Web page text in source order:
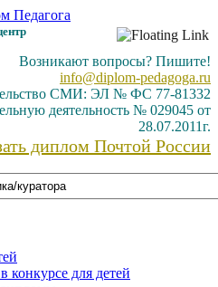
Педагога
Возникают вопросы? Пишите!
info@diplom-pedagoga.ru
СМИ: ЭЛ № ФС 77-81332
деятельность № 029045 от
28.07.2011г.
диплом Почтой России
конкурсе для детей